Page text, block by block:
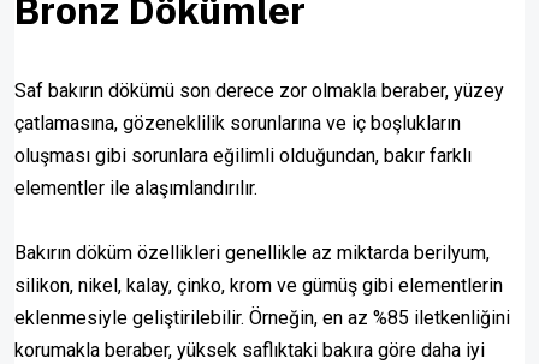
Saf bakırın dökümü son derece zor olmakla beraber, yüzey
çatlamasına, gözeneklilik sorunlarına ve iç boşlukların
oluşması gibi sorunlara eğilimli olduğundan, bakır farklı
elementler ile alaşımlandırılır.
Bakırın döküm özellikleri genellikle az miktarda berilyum,
silikon, nikel, kalay, çinko, krom ve gümüş gibi elementlerin
eklenmesiyle geliştirilebilir. Örneğin, en az %85 iletkenliğini
korumakla beraber, yüksek saflıktaki bakıra göre daha iyi